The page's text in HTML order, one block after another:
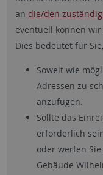
an die/den
eventuell können
Dies bedeutet für
Soweit wie
Adressen zu
anzufügen.
Sollte das
erforderlich
oder werfen
Gebäude